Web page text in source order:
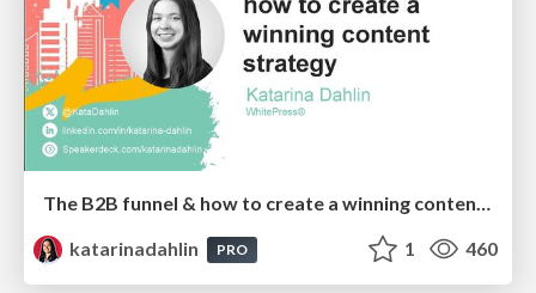
The B2B funnel & how to create a winning content strategy
katarinadahlin
PRO 1 460